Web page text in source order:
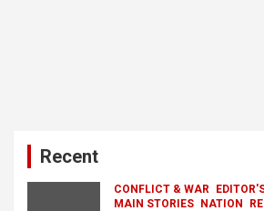
Recent
CONFLICT & WAR
MAIN STORIES
NATION